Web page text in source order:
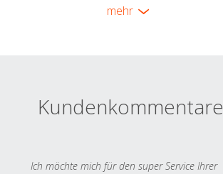
mehr
Kundenkommentare
Ich möchte mich für den super Service Ihrer